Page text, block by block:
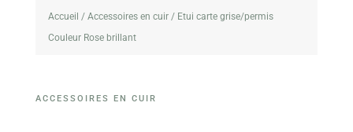
Accueil / Accessoires en cuir/ Etui carte grise/permis
Couleur Rose brillant
ACCESSOIRES EN CUIR